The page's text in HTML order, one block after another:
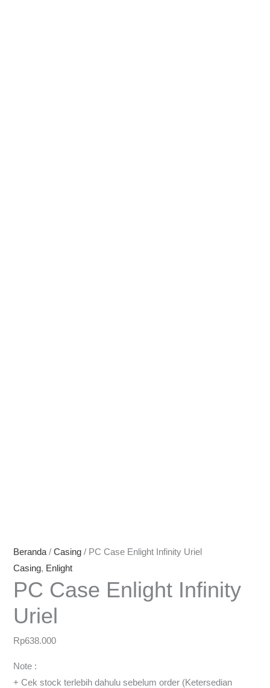
Beranda /Casing / PC Case Enlight Infinity Uriel
Casing, Enlight
PC Case Enlight Infinity
Uriel
Rp638.000
Note :
+ Cek stock terlebih dahulu sebelum order (Ketersedian